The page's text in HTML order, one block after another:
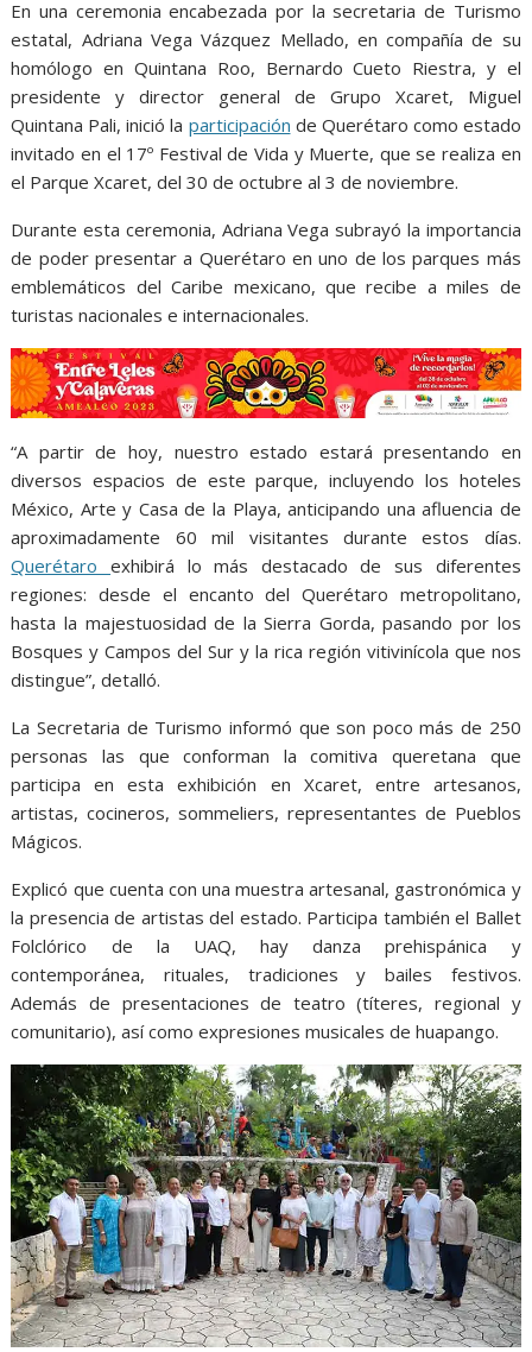
o
k
p
p
g
er
m
En una ceremonia encabezada por la secretaria de Turismo
estatal, Adriana Vega Vázquez Mellado, en compañía de su
homólogo en Quintana Roo, Bernardo Cueto Riestra, y el
presidente y director general de Grupo Xcaret, Miguel
Quintana Pali, inició la participación de Querétaro como estado
invitado en el 17º Festival de Vida y Muerte, que se realiza en
el Parque Xcaret, del 30 de octubre al 3 de noviembre.
Durante esta ceremonia, Adriana Vega subrayó la importancia
de poder presentar a Querétaro en uno de los parques más
emblemáticos del Caribe mexicano, que recibe a miles de
turistas nacionales e internacionales.
“A partir de hoy, nuestro estado estará presentando en
diversos espacios de este parque, incluyendo los hoteles
México, Arte y Casa de la Playa, anticipando una afluencia de
aproximadamente 60 mil visitantes durante estos días.
Querétaroexhibirá lo más destacado de sus diferentes
regiones: desde el encanto del Querétaro metropolitano,
hasta la majestuosidad de la Sierra Gorda, pasando por los
Bosques y Campos del Sur y la rica región vitivinícola que nos
distingue”, detalló.
La Secretaria de Turismo informó que son poco más de 250
personas las que conforman la comitiva queretana que
participa en esta exhibición en Xcaret, entre artesanos,
artistas, cocineros, sommeliers, representantes de Pueblos
Mágicos.
Explicó que cuenta con una muestra artesanal, gastronómica y
la presencia de artistas del estado. Participa también el Ballet
Folclórico de la UAQ, hay danza prehispánica y
contemporánea, rituales, tradiciones y bailes festivos.
Además de presentaciones de teatro (títeres, regional y
comunitario), así como expresiones musicales de huapango.